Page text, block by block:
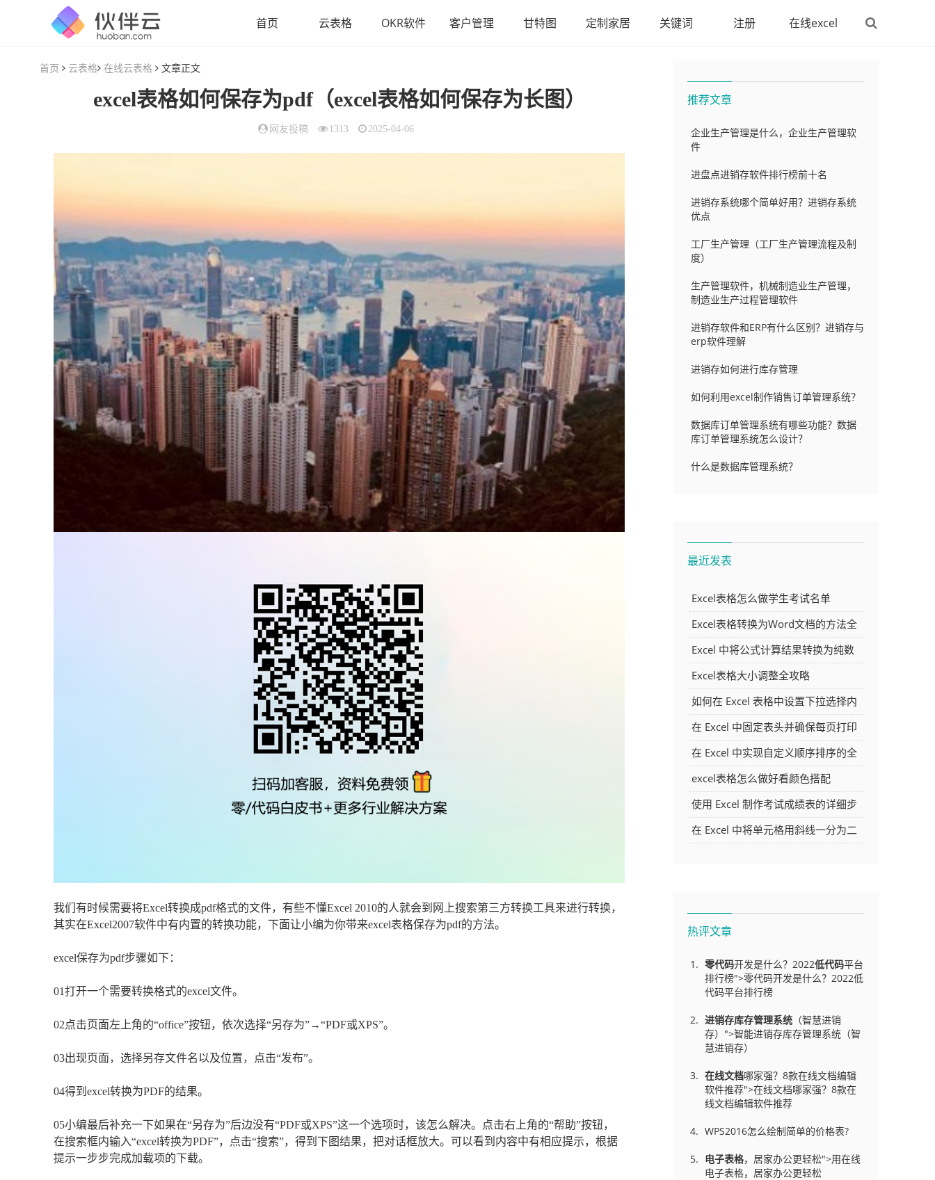
首页 云表格 OKR软件 客户管理 甘特图 定制家居 关键词 注册 在线excel
首页 云表格 在线云表格 文章正文
excel表格如何保存为pdf（excel表格如何保存为长图）
网友投稿 1313 2025-04-06
我们有时候需要将Excel转换成pdf格式的文件，有些不懂Excel 2010的人就会到网上搜索第三方转换工具来进行转换，
其实在Excel2007软件中有内置的转换功能，下面让小编为你带来excel表格保存为pdf的方法。
excel保存为pdf步骤如下：
01打开一个需要转换格式的excel文件。
02点击页面左上角的“office”按钮，依次选择“另存为”→“PDF或XPS”。
03出现页面，选择另存文件名以及位置，点击“发布”。
04得到excel转换为PDF的结果。
05小编最后补充一下如果在“另存为”后边没有“PDF或XPS”这一个选项时，该怎么解决。点击右上角的“帮助”按钮，
在搜索框内输入“excel转换为PDF”，点击“搜索”，得到下图结果，把对话框放大。可以看到内容中有相应提示，根据
提示一步步完成加载项的下载。
推荐文章
企业生产管理是什么，企业生产管理软
件
进盘点进销存软件排行榜前十名
进销存系统哪个简单好用？进销存系统
优点
工厂生产管理（工厂生产管理流程及制
度）
生产管理软件，机械制造业生产管理，
制造业生产过程管理软件
进销存软件和ERP有什么区别？进销存与
erp软件理解
进销存如何进行库存管理
如何利用excel制作销售订单管理系统？
数据库订单管理系统有哪些功能？数据
库订单管理系统怎么设计？
什么是数据库管理系统？
最近发表
Excel表格怎么做学生考试名单
Excel表格转换为Word文档的方法全
解析
Excel 中将公式计算结果转换为纯数
字的多种方法
Excel表格大小调整全攻略
如何在 Excel 表格中设置下拉选择内
容
在 Excel 中固定表头并确保每页打印
时都显示表头的方法详解
在 Excel 中实现自定义顺序排序的全
面指南
excel表格怎么做好看颜色搭配
使用 Excel 制作考试成绩表的详细步
骤及技巧
在 Excel 中将单元格用斜线一分为二
热评文章
零代码开发是什么？2022低代码平台
排行榜">零代码开发是什么？2022低
代码平台排行榜
进销存库存管理系统 （智慧进销
存）">智能进销存库存管理系统（智
慧进销存）
在线文档哪家强？8款在线文档编辑
软件推荐">在线文档哪家强？8款在
线文档编辑软件推荐
WPS2016怎么绘制简单的价格表?
电子表格，居家办公更轻松">用在线
电子表格，居家办公更轻松